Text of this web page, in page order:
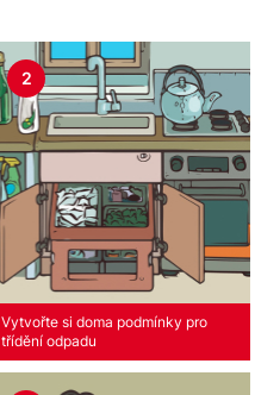
2
Vytvořte si doma podmínky pro
třídění odpadu